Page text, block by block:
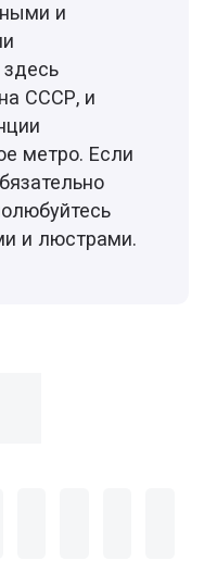
и
СССР, и
метро. Если
и люстрами.